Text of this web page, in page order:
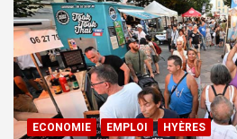
ECONOMIE EMPLOI HYÈRES